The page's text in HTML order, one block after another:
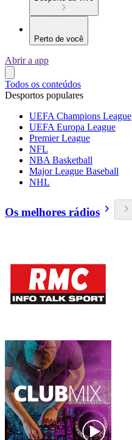
Perto de você
Abrir a app
Todos os conteúdos
Desportos populares
UEFA Champions League
UEFA Europa League
Premier League
NFL
NBA Basketball
Major League Baseball
NHL
Os melhores rádios